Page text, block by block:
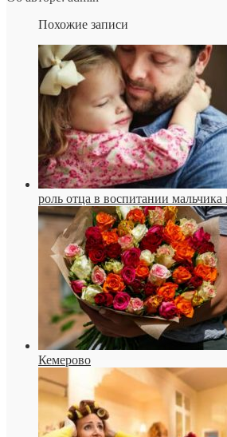
Похожие записи
роль отца в воспитании мальчика
Кемерово